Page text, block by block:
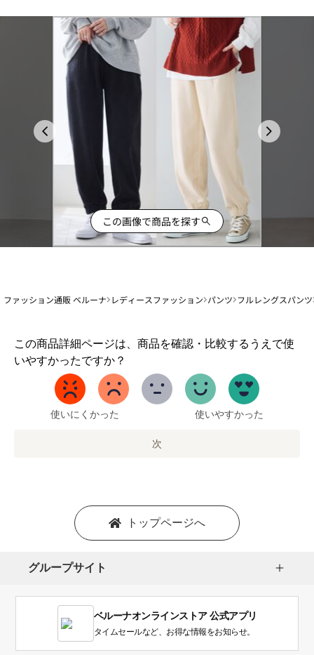
この画像で商品を探す
ファッション通販 ベルーナ レディースファッション パンツ フルレングスパンツ
この商品詳細ページは、商品を確認・比較するうえで使
いやすかったですか？
1
か
い
使いにくかった 使いやすかった
次
トップページへ
グループサイト
ベルーナオンラインストア 公式アプリ
タイムセールなど、お得な情報をお知らせ。